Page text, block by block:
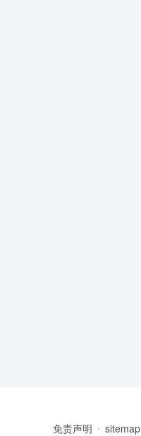
免责声明 sitemap